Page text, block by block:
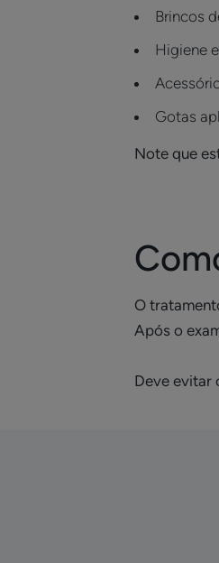
Brincos
Higiene
Gotas
Note que
O
Após o
Deve evitar